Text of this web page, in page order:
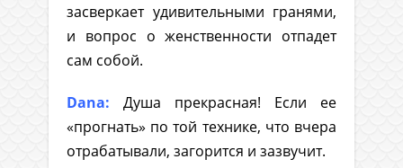
засверкает удивительными гранями,
и вопрос о женственности отпадет
сам собой.
Dana:
Душа прекрасная! Если ее
«прогнать» по той технике, что вчера
отрабатывали, загорится и зазвучит.